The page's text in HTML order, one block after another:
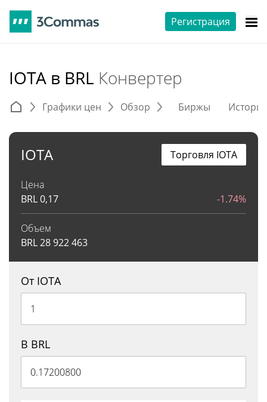
Регистрация
IOTA в BRL Конвертер
Графики цен Обзор Биржы
IOTA
Цена
BRL0,17 -1.74%
Объем
BRL28 922 463
Торговля IOTA
От IOTA
В BRL